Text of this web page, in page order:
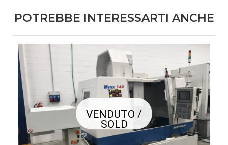
POTREBBE INTERESSARTI ANCHE
VENDUTO /
SOLD